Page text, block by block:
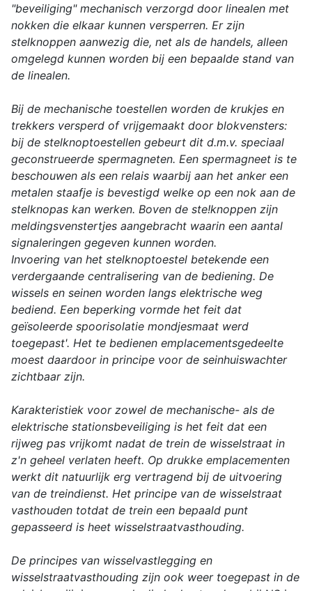
"beveiliging" mechanisch verzorgd door linealen met
nokken die elkaar kunnen versperren. Er zijn
stelknoppen aanwezig die, net als de handels, alleen
omgelegd kunnen worden bij een bepaalde stand van
de linealen.
Bij de mechanische toestellen worden de krukjes en
trekkers versperd of vrijgemaakt door blokvensters:
bij de stelknoptoestellen gebeurt dit d.m.v. speciaal
geconstrueerde spermagneten. Een spermagneet is te
beschouwen als een relais waarbij aan het anker een
metalen staafje is bevestigd welke op een nok aan de
stelknopas kan werken. Boven de ste!knoppen zijn
meldingsvenstertjes aangebracht waarin een aantal
signaleringen gegeven kunnen worden.
Invoering van het stelknoptoestel betekende een
verdergaande centralisering van de bediening. De
wissels en seinen worden langs elektrische weg
bediend. Een beperking vormde het feit dat
geïsoleerde spoorisolatie mondjesmaat werd
toegepast'. Het te bedienen emplacementsgedeelte
moest daardoor in principe voor de seinhuiswachter
zichtbaar zijn.
Karakteristiek voor zowel de mechanische- als de
elektrische stationsbeveiliging is het feit dat een
rijweg pas vrijkomt nadat de trein de wisselstraat in
z'n geheel verlaten heeft. Op drukke emplacementen
werkt dit natuurlijk erg vertragend bij de uitvoering
van de treindienst. Het principe van de wisselstraat
vasthouden totdat de trein een bepaald punt
gepasseerd is heet wisselstraatvasthouding.
De principes van wisselvastlegging en
wisselstraatvasthouding zijn ook weer toegepast in de